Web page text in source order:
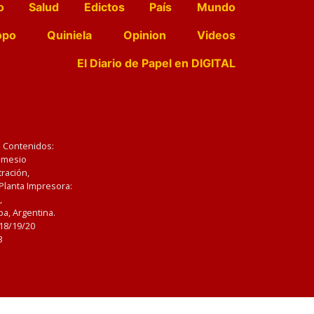
Salud Edictos País
Mundo
Quiniela Opinion
Videos
El Diario de Papel en DIGITAL
Impresora:
Argentina.
19/20